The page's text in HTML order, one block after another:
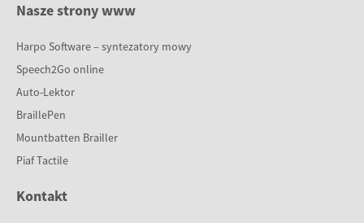
Nasze strony www
Harpo Software – syntezatory mowy
Speech2Go online
Auto-Lektor
BraillePen
Mountbatten Brailler
Piaf Tactile
Kontakt